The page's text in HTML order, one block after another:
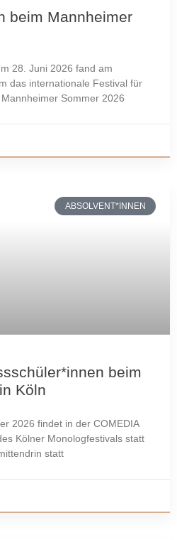
beim Mannheimer
28. Juni 2026 fand am
das internationale Festival für
Sommer 2026
ABSOLVENT*INNEN
beim
Köln
2026 findet in der COMEDIA
Kölner Monologfestivals statt
statt